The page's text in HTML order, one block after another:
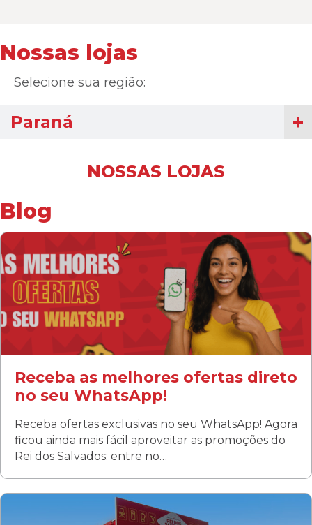
Nossas lojas
Selecione sua região:
Paraná
Fanny
Rua Albino Beatriz, 100 - Fanny, Curitiba –PR
NOSSAS LOJAS
Blog
Receba as melhores ofertas direto
no seu WhatsApp!
Receba ofertas exclusivas no seu WhatsApp! Agora
ficou ainda mais fácil aproveitar as promoções do
Rei dos Salvados: entre no…